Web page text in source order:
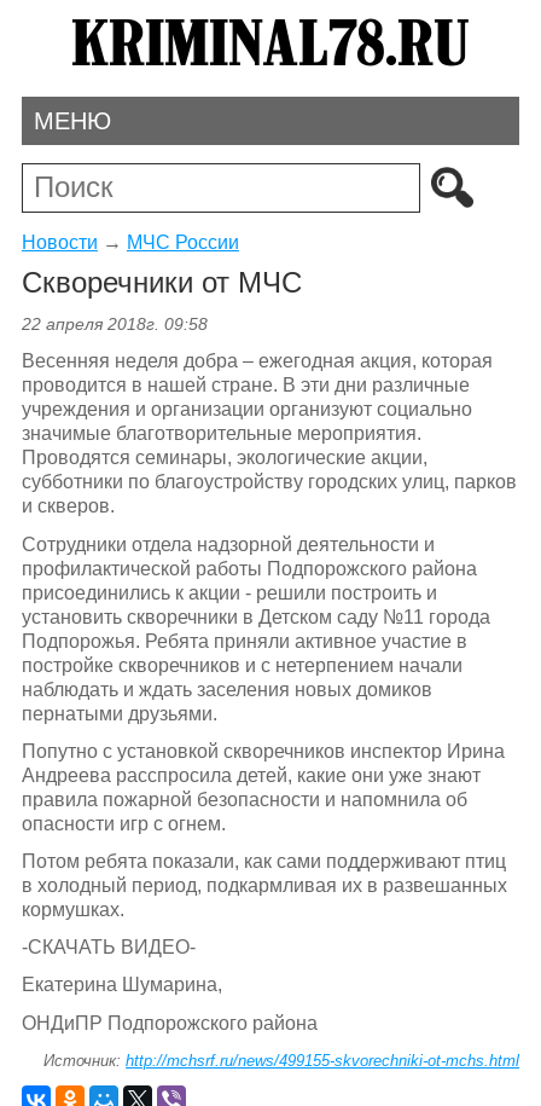
МЕНЮ
Новости → МЧС России
Скворечники от МЧС
22 апреля 2018г. 09:58
Весенняя неделя добра – ежегодная акция, которая
проводится в нашей стране. В эти дни различные
учреждения и организации организуют социально
значимые благотворительные мероприятия.
Проводятся семинары, экологические акции,
субботники по благоустройству городских улиц, парков
и скверов.
Сотрудники отдела надзорной деятельности и
профилактической работы Подпорожского района
присоединились к акции - решили построить и
установить скворечники в Детском саду №11 города
Подпорожья. Ребята приняли активное участие в
постройке скворечников и с нетерпением начали
наблюдать и ждать заселения новых домиков
пернатыми друзьями.
Попутно с установкой скворечников инспектор Ирина
Андреева расспросила детей, какие они уже знают
правила пожарной безопасности и напомнила об
опасности игр с огнем.
Потом ребята показали, как сами поддерживают птиц
в холодный период, подкармливая их в развешанных
кормушках.
-СКАЧАТЬ ВИДЕО-
Екатерина Шумарина,
ОНДиПР Подпорожского района
Источник:http://mchsrf.ru/news/499155-skvorechniki-ot-mchs.html